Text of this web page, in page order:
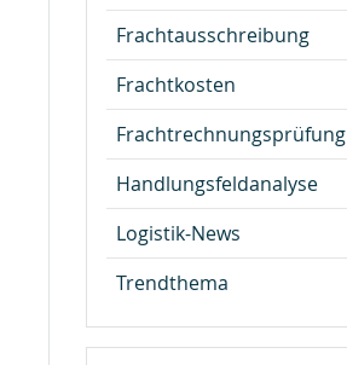
Frachtausschreibung
Frachtkosten
Frachtrechnungsprüfung
Handlungsfeldanalyse
Logistik-News
Trendthema